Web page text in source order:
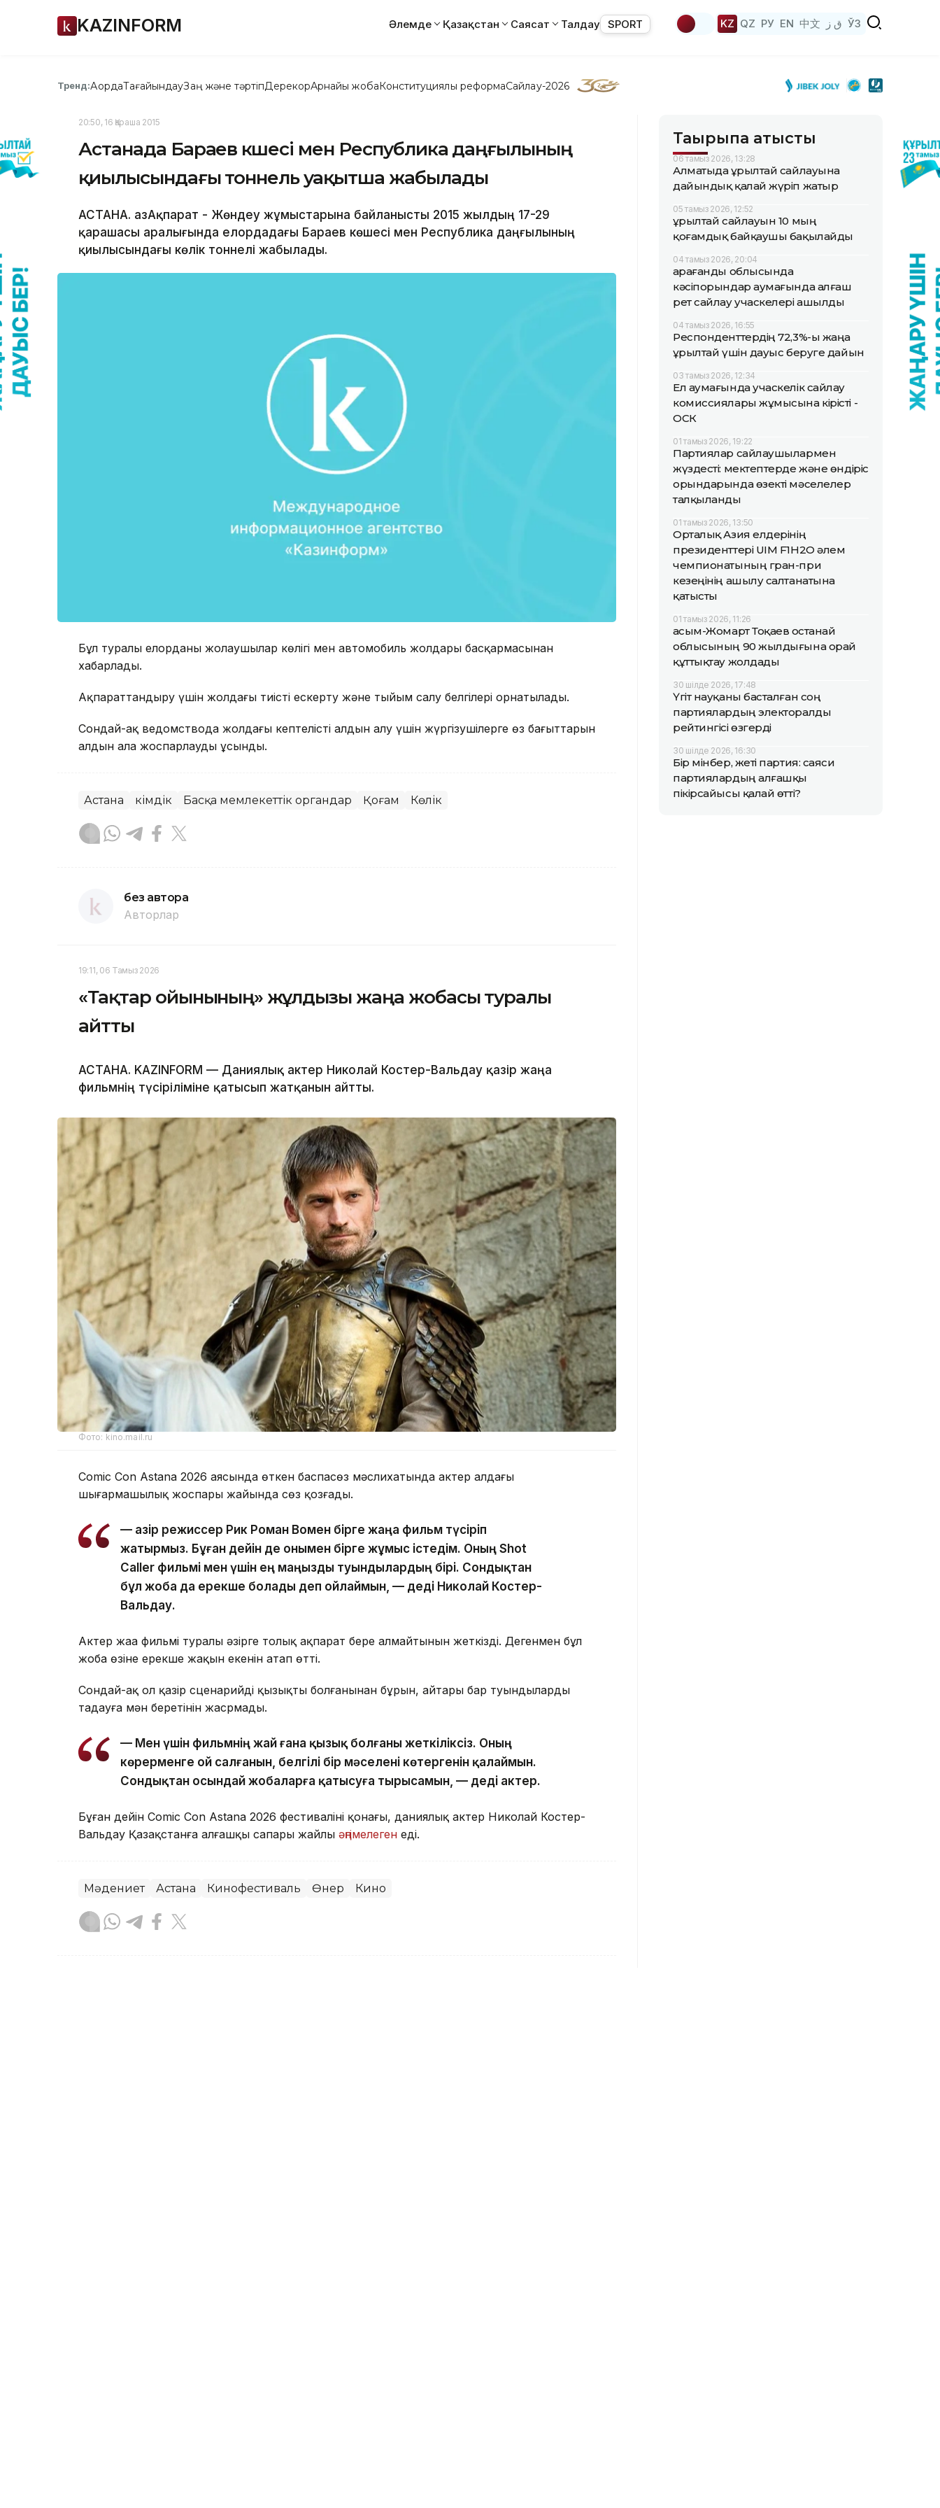
KAZINFORM Әлемде Қазақстан Саясат Талдау SPORT KZ QZ РУ EN 中文 ق ز ЎЗ
Тренд:АқордаТағайындауЗаң және тәртіпДерекқорАрнайы жобаКонституциялық реформаСайлау-2026
20:50, 16 Қараша 2015
Астанада Бараев көшесі мен Республика даңғылының
қиылысындағы тоннель уақытша жабылады
АСТАНА. ҚазАқпарат - Жөндеу жұмыстарына байланысты 2015 жылдың 17-29
қарашасы аралығында елордадағы Бараев көшесі мен Республика даңғылының
қиылысындағы көлік тоннелі жабылады.
Бұл туралы елорданың жолаушылар көлігі мен автомобиль жолдары басқармасынан
хабарлады.
Ақпараттандыру үшін жолдағы тиісті ескерту және тыйым салу белгілері орнатылады.
Сондай-ақ ведомствода жолдағы кептелістің алдын алу үшін жүргізушілерге өз бағыттарын
алдын ала жоспарлауды ұсынды.
Астана Әкімдік Басқа мемлекеттік органдар Қоғам Көлік
без автора
Авторлар
19:11, 06 Тамыз 2026
«Тақтар ойынының» жұлдызы жаңа жобасы туралы
айтты
АСТАНА. KAZINFORM — Даниялық актер Николай Костер-Вальдау қазір жаңа
фильмнің түсіріліміне қатысып жатқанын айтты.
Фото: kino.mail.ru
Comic Con Astana 2026 аясында өткен баспасөз мәслихатында актер алдағы
шығармашылық жоспары жайында сөз қозғады.
— Қазір режиссер Рик Роман Вомен бірге жаңа фильм түсіріп
жатырмыз. Бұған дейін де онымен бірге жұмыс істедім. Оның Shot
Caller фильмі мен үшін ең маңызды туындылардың бірі. Сондықтан
бұл жоба да ерекше болады деп ойлаймын, — деді Николай Костер-
Вальдау.
Актер жаңа фильмі туралы әзірге толық ақпарат бере алмайтынын жеткізді. Дегенмен бұл
жоба өзіне ерекше жақын екенін атап өтті.
Сондай-ақ ол қазір сценарийдің қызықты болғанынан бұрын, айтары бар туындыларды
таңдауға мән беретінін жасрмады.
— Мен үшін фильмнің жай ғана қызық болғаны жеткіліксіз. Оның
көрерменге ой салғанын, белгілі бір мәселені көтергенін қалаймын.
Сондықтан осындай жобаларға қатысуға тырысамын, — деді актер.
Бұған дейін Comic Con Astana 2026 фестивалінің қонағы, даниялық актер Николай Костер-
Вальдау Қазақстанға алғашқы сапары жайлы әңгімелеген еді.
Мәдениет Астана Кинофестиваль Өнер Кино
Тақырыпқа қатысты
06 тамыз 2026, 13:28
Алматыда Құрылтай сайлауына
дайындық қалай жүріп жатыр
05 тамыз 2026, 12:52
Құрылтай сайлауын 10 мың
қоғамдық байқаушы бақылайды
04 тамыз 2026, 20:04
Қарағанды облысында
кәсіпорындар аумағында алғаш
рет сайлау учаскелері ашылды
04 тамыз 2026, 16:55
Респонденттердің 72,3%-ы жаңа
Құрылтай үшін дауыс беруге дайын
03 тамыз 2026, 12:34
Ел аумағында учаскелік сайлау
комиссиялары жұмысына кірісті -
ОСК
01 тамыз 2026, 19:22
Партиялар сайлаушылармен
жүздесті: мектептерде және өндіріс
орындарында өзекті мәселелер
талқыланды
01 тамыз 2026, 13:50
Орталық Азия елдерінің
президенттері UIM F1H2O әлем
чемпионатының гран-при
кезеңінің ашылу салтанатына
қатысты
01 тамыз 2026, 11:26
Қасым-Жомарт Тоқаев Қостанай
облысының 90 жылдығына орай
құттықтау жолдады
30 шілде 2026, 17:48
Үгіт науқаны басталған соң
партиялардың электоралды
рейтингісі өзгерді
30 шілде 2026, 16:30
Бір мінбер, жеті партия: саяси
партиялардың алғашқы
пікірсайысы қалай өтті?